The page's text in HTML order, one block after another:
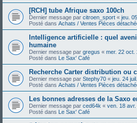
[RCH] tube Afrique saxo 100ch
Dernier message par citroen_sport « jeu.
Posté dans Achats / Ventes Pièces
Intelligence artificielle : quel
humaine
Dernier message par gregus « mer. 22 oct.
Posté dans Le Sax' Café
Recherche Carter distribution ou
Dernier message par Stephy70 « jeu. 24
Posté dans Achats / Ventes Pièces
Les bonnes adresses de la Saxo
Dernier message par ced64k « ven. 18
Posté dans Le Sax' Café